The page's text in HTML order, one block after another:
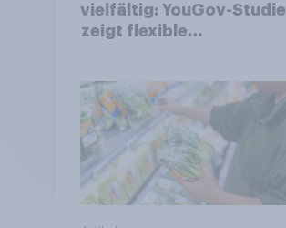
vielfältig: YouGov-Studie
zeigt flexible